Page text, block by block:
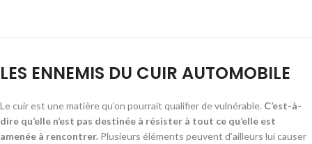
LES ENNEMIS DU CUIR AUTOMOBILE
Le cuir est une matière qu’on pourrait qualifier de vulnérable. C’est-à-
dire qu’elle n’est pas destinée à résister à tout ce qu’elle est
amenée à rencontrer. Plusieurs éléments peuvent d’ailleurs lui causer